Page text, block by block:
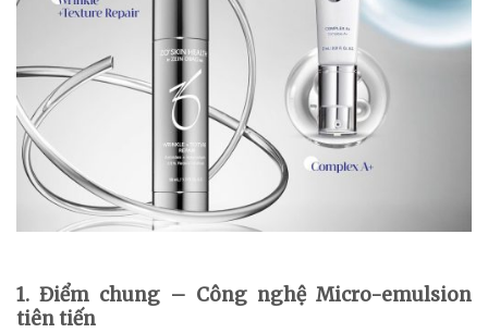
1. Điểm chung – Công nghệ Micro-emulsion
tiên tiến